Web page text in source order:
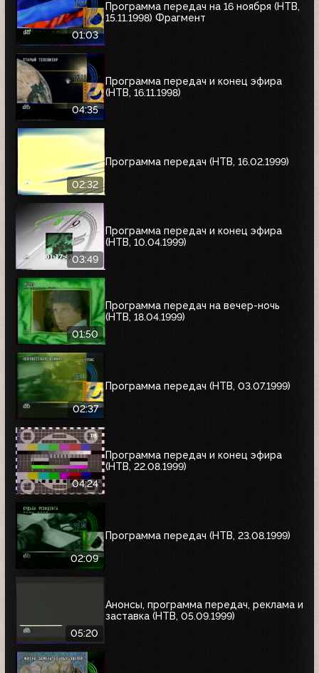
01:03
Программа передач на 16 ноября (НТВ,
15.11.1998) Фрагмент
04:35
Программа передач и конец эфира
(НТВ, 16.11.1998)
02:32
Программа передач (НТВ, 16.02.1999)
03:49
Программа передач и конец эфира
(НТВ, 10.04.1999)
01:50
Программа передач на вечер-ночь
(НТВ, 18.04.1999)
02:37
Программа передач (НТВ, 03.07.1999)
04:24
Программа передач и конец эфира
(НТВ, 22.08.1999)
02:09
Программа передач (НТВ, 23.08.1999)
05:20
Анонсы, программа передач, реклама и
заставка (НТВ, 05.09.1999)